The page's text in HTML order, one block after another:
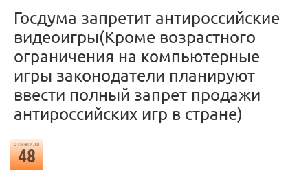
Госдума запретит антироссийские
видеоигры(Кроме возрастного
ограничения на компьютерные
игры законодатели планируют
ввести полный запрет продажи
антироссийских игр в стране)
отметили
48